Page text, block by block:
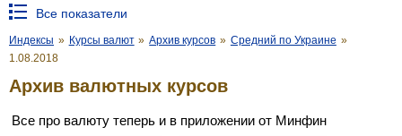
Все показатели
Индексы » Курсы валют » Архив курсов » Средний по Украине »
1.08.2018
Архив валютных курсов
Все про валюту теперь и в приложении от Минфин